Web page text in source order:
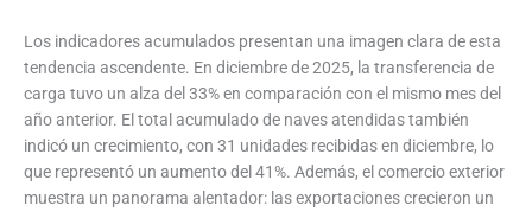
Los indicadores acumulados presentan una imagen clara de esta
tendencia ascendente. En diciembre de 2025, la transferencia de
carga tuvo un alza del 33% en comparación con el mismo mes del
año anterior. El total acumulado de naves atendidas también
indicó un crecimiento, con 31 unidades recibidas en diciembre, lo
que representó un aumento del 41%. Además, el comercio exterior
muestra un panorama alentador: las exportaciones crecieron un